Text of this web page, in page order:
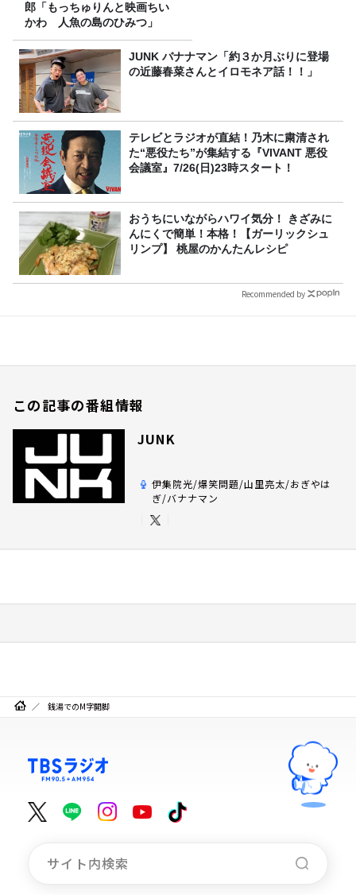
郎「もっちゅりんと映画ちい
かわ 人魚の島のひみつ」
JUNK バナナマン「約３か月ぶりに登場
の近藤春菜さんとイロモネア話！！」
テレビとラジオが直結！乃木に粛清され
た“悪役たち”が集結する『VIVANT 悪役
会議室』7/26(日)23時スタート！
おうちにいながらハワイ気分！ きざみに
んにくで簡単！本格！【ガーリックシュ
リンプ】 桃屋のかんたんレシピ
Recommended by
この記事の番組情報
JUNK
伊集院光/爆笑問題/山里亮太/おぎやは
ぎ/バナナマン
銭湯でのM字開脚